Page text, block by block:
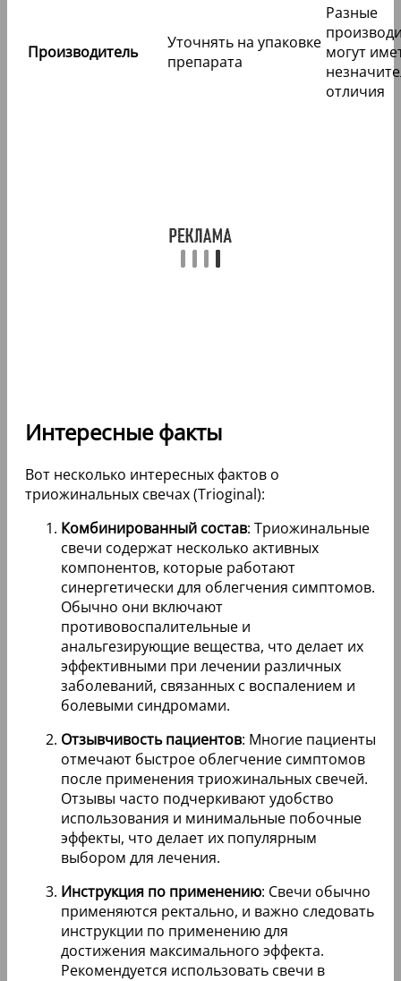
Производитель
Уточнять на упаковке
препарата
Разные
могут
отличия
Интересные факты
Вот несколько интересных фактов о
триожинальных свечах (Trioginal):
Комбинированный состав: Триожинальные
свечи содержат несколько активных
компонентов, которые работают
синергетически для облегчения симптомов.
Обычно они включают
противовоспалительные и
анальгезирующие вещества, что делает их
эффективными при лечении различных
заболеваний, связанных с воспалением и
болевыми синдромами.
Отзывчивость пациентов: Многие пациенты
отмечают быстрое облегчение симптомов
после применения триожинальных свечей.
Отзывы часто подчеркивают удобство
использования и минимальные побочные
эффекты, что делает их популярным
выбором для лечения.
Инструкция по применению: Свечи обычно
применяются ректально, и важно следовать
инструкции по применению для
достижения максимального эффекта.
Рекомендуется использовать свечи в